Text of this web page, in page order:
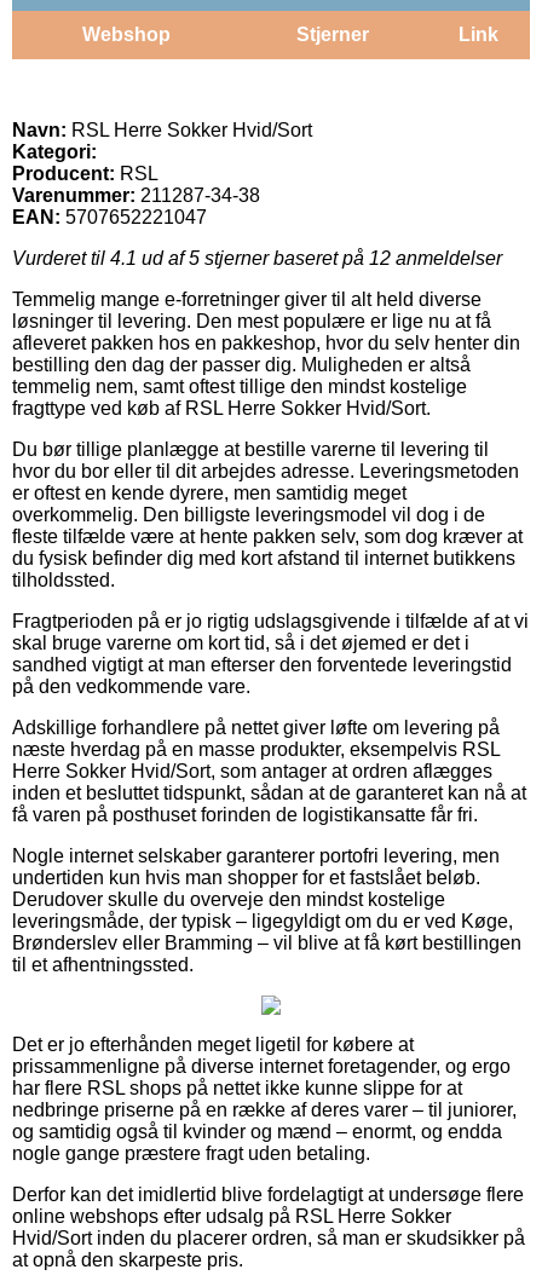
Webshop Stjerner Link
Navn: RSL Herre Sokker Hvid/Sort
Kategori:
Producent: RSL
Varenummer: 211287-34-38
EAN: 5707652221047
Vurderet til 4.1 ud af 5 stjerner baseret på 12 anmeldelser
Temmelig mange e-forretninger giver til alt held diverse
løsninger til levering. Den mest populære er lige nu at få
afleveret pakken hos en pakkeshop, hvor du selv henter din
bestilling den dag der passer dig. Muligheden er altså
temmelig nem, samt oftest tillige den mindst kostelige
fragttype ved køb af RSL Herre Sokker Hvid/Sort.
Du bør tillige planlægge at bestille varerne til levering til
hvor du bor eller til dit arbejdes adresse. Leveringsmetoden
er oftest en kende dyrere, men samtidig meget
overkommelig. Den billigste leveringsmodel vil dog i de
fleste tilfælde være at hente pakken selv, som dog kræver at
du fysisk befinder dig med kort afstand til internet butikkens
tilholdssted.
Fragtperioden på er jo rigtig udslagsgivende i tilfælde af at vi
skal bruge varerne om kort tid, så i det øjemed er det i
sandhed vigtigt at man efterser den forventede leveringstid
på den vedkommende vare.
Adskillige forhandlere på nettet giver løfte om levering på
næste hverdag på en masse produkter, eksempelvis RSL
Herre Sokker Hvid/Sort, som antager at ordren aflægges
inden et besluttet tidspunkt, sådan at de garanteret kan nå at
få varen på posthuset forinden de logistikansatte får fri.
Nogle internet selskaber garanterer portofri levering, men
undertiden kun hvis man shopper for et fastslået beløb.
Derudover skulle du overveje den mindst kostelige
leveringsmåde, der typisk – ligegyldigt om du er ved Køge,
Brønderslev eller Bramming – vil blive at få kørt bestillingen
til et afhentningssted.
Det er jo efterhånden meget ligetil for købere at
prissammenligne på diverse internet foretagender, og ergo
har flere RSL shops på nettet ikke kunne slippe for at
nedbringe priserne på en række af deres varer – til juniorer,
og samtidig også til kvinder og mænd – enormt, og endda
nogle gange præstere fragt uden betaling.
Derfor kan det imidlertid blive fordelagtigt at undersøge flere
online webshops efter udsalg på RSL Herre Sokker
Hvid/Sort inden du placerer ordren, så man er skudsikker på
at opnå den skarpeste pris.